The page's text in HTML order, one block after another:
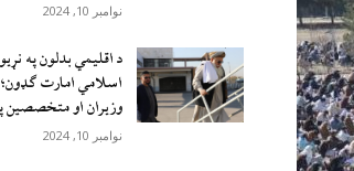
نوامبر 10, 2024
د اقليمي بدلون په
اسلامي امارت
وزيران او
نوامبر 10, 2024